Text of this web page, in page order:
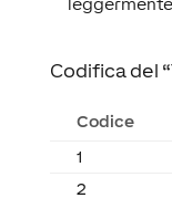
Codifica del
Codice
1
2